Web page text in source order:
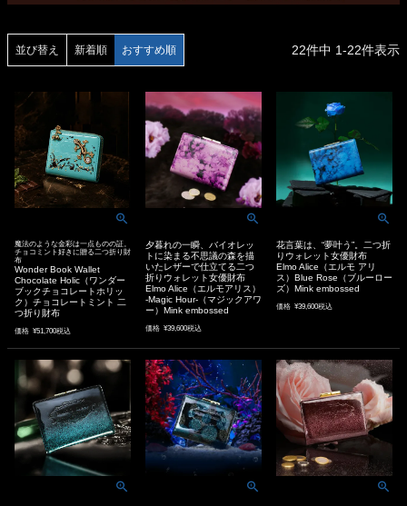
並び替え 新着順 おすすめ順 22件中 1-22件表示
魔法のような金彩は一点ものの証。
チョコミント好きに贈る二つ折り財
布
Wonder Book Wallet
Chocolate Holic（ワンダー
ブックチョコレートホリッ
ク）チョコレートミント 二
つ折り財布
価格 ¥51,700税込
夕暮れの一瞬、バイオレッ
トに染まる不思議の森を描
いたレザーで仕立てる二つ
折りウォレット女優財布
Elmo Alice（エルモアリス）
-Magic Hour-（マジックアワ
ー）Mink embossed
価格 ¥39,600税込
花言葉は、“夢叶う”。二つ折
りウォレット女優財布
Elmo Alice（エルモ アリ
ス）Blue Rose（ブルーロー
ズ）Mink embossed
価格 ¥39,600税込